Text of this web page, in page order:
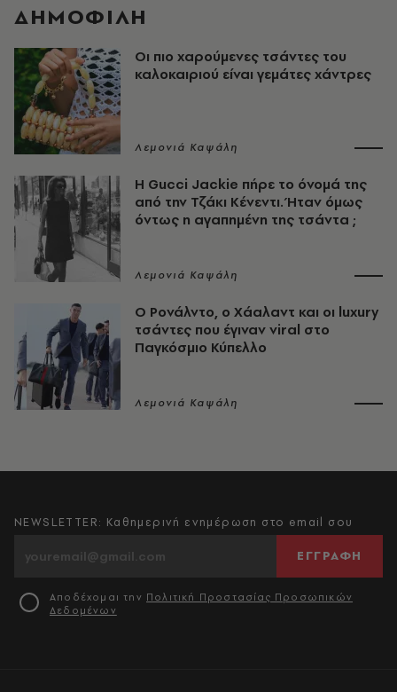
ΔΗΜΟΦΙΛΗ
Οι πιο χαρούμενες τσάντες του
καλοκαιριού είναι γεμάτες χάντρες
Λεμονιά Καψάλη
Η Gucci Jackie πήρε το όνομά της
από την Τζάκι Κένεντι. Ήταν όμως
όντως η αγαπημένη της τσάντα ;
Λεμονιά Καψάλη
Ο Ρονάλντο, ο Χάαλαντ και οι luxury
τσάντες που έγιναν viral στο
Παγκόσμιο Κύπελλο
Λεμονιά Καψάλη
NEWSLETTER: Καθημερινή ενημέρωση στο email σου
ΕΓΓΡΑΦΗ
Αποδέχομαι την Πολιτική Προστασίας Προσωπικών
Δεδομένων